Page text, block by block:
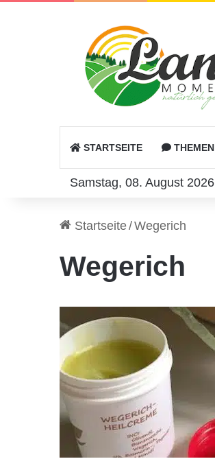
STARTSEITE THEMEN
Samstag, 08. August 2026
Startseite/Wegerich
Wegerich